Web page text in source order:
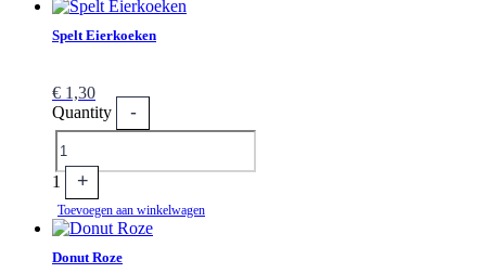
Spelt Eierkoeken
€ 1,30
Quantity
-
1 +
Toevoegen aan winkelwagen
Donut Roze